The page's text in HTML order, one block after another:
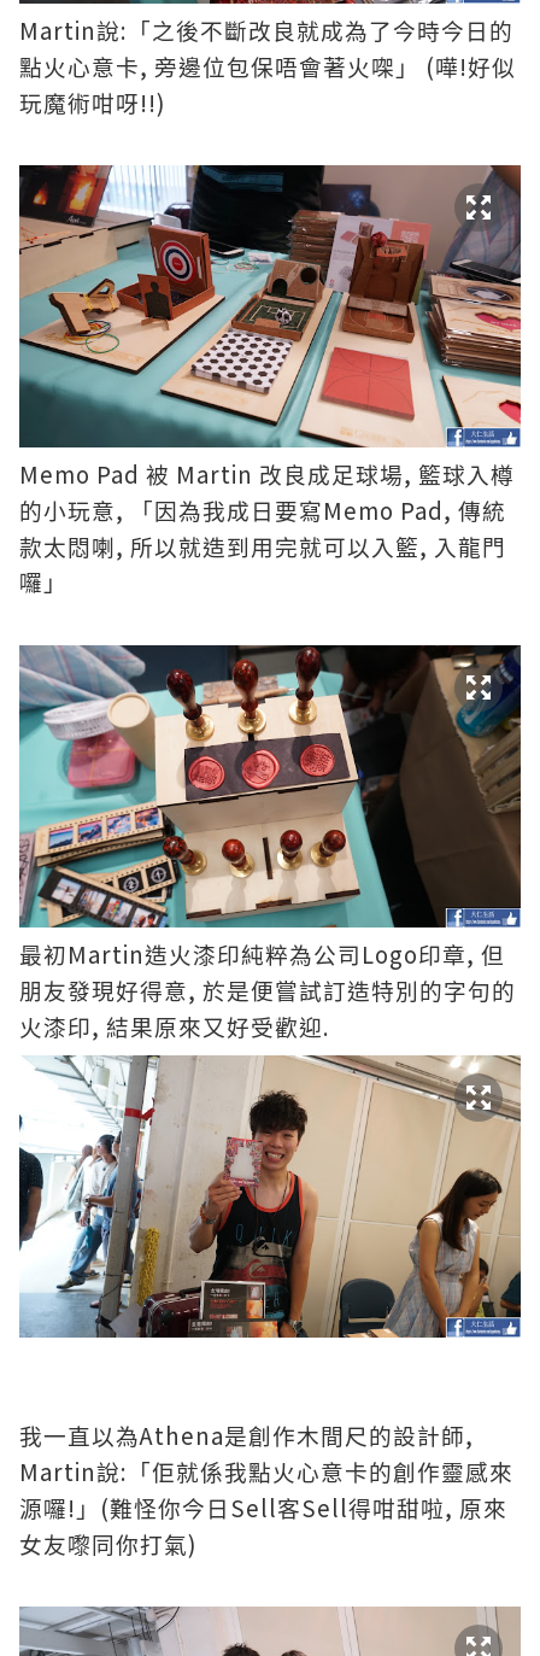
Martin說: 「之後不斷改良就成為了今時今日的
點火心意卡, 旁邊位包保唔會著火㗎」 (嘩!好似
玩魔術咁呀!!)
Memo Pad 被 Martin 改良成足球場, 籃球入樽
的小玩意, 「因為我成日要寫Memo Pad, 傳統
款太悶喇 , 所以就造到用完就可以入籃, 入龍門
囉」
最初Martin造火漆印純粹為公司 Logo印章, 但
朋友發現好得意, 於是便嘗試訂造特別的字句的
火漆印, 結果原來又好受歡迎.
我一直以為Athena是創作木間尺的設計師,
Martin說: 「佢就係我點火心意卡的創作靈感來
源囉! 」 (難怪你今日 Sell客Sell得咁甜啦, 原來
女友嚟同你打氣)